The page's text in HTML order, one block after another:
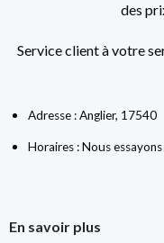
des
Service client à votre
Adresse : Anglier, 17540
Horaires : Nous
En savoir plus